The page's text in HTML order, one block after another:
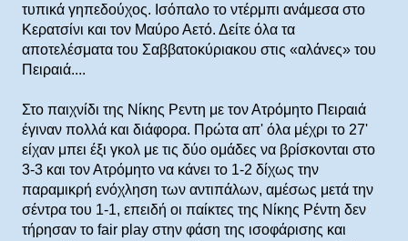
τυπικά γηπεδούχος. Ισόπαλο το ντέρμπι ανάμεσα στο
Κερατσίνι και τον Μαύρο Αετό. Δείτε όλα τα
αποτελέσματα του Σαββατοκύριακου στις «αλάνες» του
Πειραιά....
Στο παιχνίδι της Νίκης Ρεντη με τον Ατρόμητο Πειραιά
έγιναν πολλά και διάφορα. Πρώτα απ' όλα μέχρι το 27'
είχαν μπει έξι γκολ με τις δύο ομάδες να βρίσκονται στο
3-3 και τον Ατρόμητο να κάνει το 1-2 δίχως την
παραμικρή ενόχληση των αντιπάλων, αμέσως μετά την
σέντρα του 1-1, επειδή οι παίκτες της Νίκης Ρέντη δεν
τήρησαν το fair play στην φάση της ισοφάρισης και